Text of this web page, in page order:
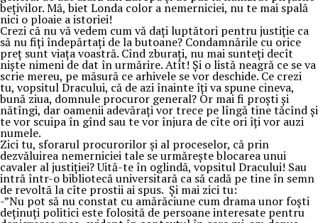
bețivilor. Mă, biet Londa color a nemerniciei, nu te mai spală
nici o ploaie a istoriei!
Crezi că nu vă vedem cum vă dați luptători pentru justiție ca
să nu fiți îndepărtați de la butoane? Condamnările cu orice
preț sunt viața voastră. Cînd zburați, nu mai sunteți decît
niște nimeni de dat în urmărire. Atît! Și o listă neagră ce se va
scrie mereu, pe măsură ce arhivele se vor deschide. Ce crezi
tu, vopsitul Dracului, că de azi înainte îți va spune cineva,
bună ziua, domnule procuror general? Or mai fi proști și
nătîngi, dar oamenii adevărați vor trece pe lîngă tine tăcînd și
te vor scuipa în gînd sau te vor înjura de cîte ori îți vor auzi
numele.
Zici tu, sforarul procurorilor și al proceselor, că prin
dezvăluirea nemerniciei tale se urmărește blocarea unui
cavaler al justiției? Uită-te în oglindă, vopsitul Dracului! Sau
intră într-o bibliotecă universitară ca să cadă pe tine în semn
de revoltă la cîte prostii ai spus. Și mai zici tu:
-”Nu pot să nu constat cu amărăciune cum drama unor foști
deținuți politici este folosită de persoane interesate pentru